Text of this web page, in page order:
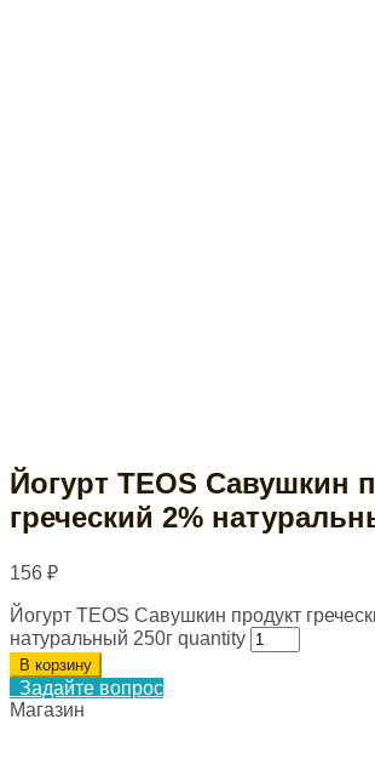
Йогурт TEOS Савушкин
греческий 2%
156 ₽
Йогурт TEOS Савушкин продукт
натуральный 250г quantity
В корзину
Задайте вопрос
Магазин